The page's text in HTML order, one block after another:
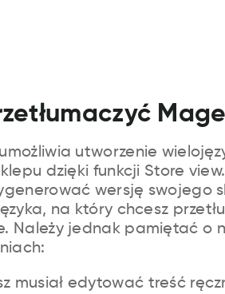
utworzenie
dzięki funkcji Store
wersję swojego
na który chcesz
Należy jednak pamiętać o
musiał edytować treść